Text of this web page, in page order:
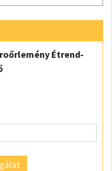
Étrend-